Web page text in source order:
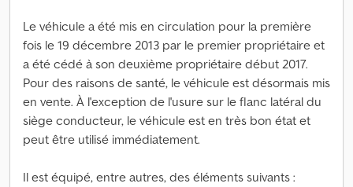
Le véhicule a été mis en circulation pour la première
fois le 19 décembre 2013 par le premier propriétaire et
a été cédé à son deuxième propriétaire début 2017.
Pour des raisons de santé, le véhicule est désormais mis
en vente. À l'exception de l'usure sur le flanc latéral du
siège conducteur, le véhicule est en très bon état et
peut être utilisé immédiatement.
Il est équipé, entre autres, des éléments suivants :